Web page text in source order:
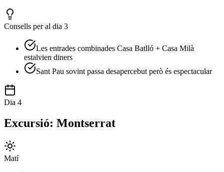
Consells per al dia 3
Les entrades combinades Casa Batlló + Casa Milà
estalvien diners
Sant Pau sovint passa desapercebut però és espectacular
Dia 4
Excursió: Montserrat
Matí